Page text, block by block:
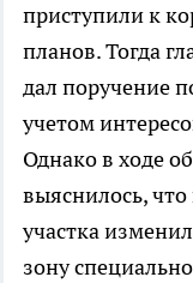
приступили к
планов. Тогда
дал поручение
учетом
Однако в ходе
выяснилось,
участка
зону